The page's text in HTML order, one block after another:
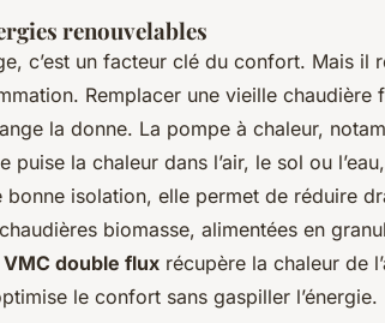
renouvelables
c’est un facteur clé du confort. Mais il
Remplacer une vieille
la donne. La pompe à chaleur,
puise la chaleur dans l’air, le sol ou
bonne isolation, elle permet de réduire
biomasse, alimentées en
VMC double flux récupère la chaleur de
le confort sans gaspiller l’énergie.